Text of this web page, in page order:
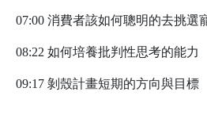
07:00 消費者該如何聰明的去挑選
08:22 如何培養批判性思考的能力
09:17 剝殼計畫短期的方向與目標